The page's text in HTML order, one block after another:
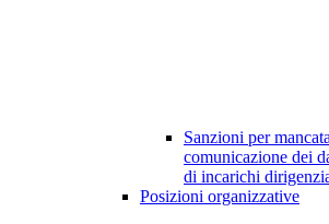
Sanzioni per
comunicazione dei
di incarichi
Posizioni organizzative